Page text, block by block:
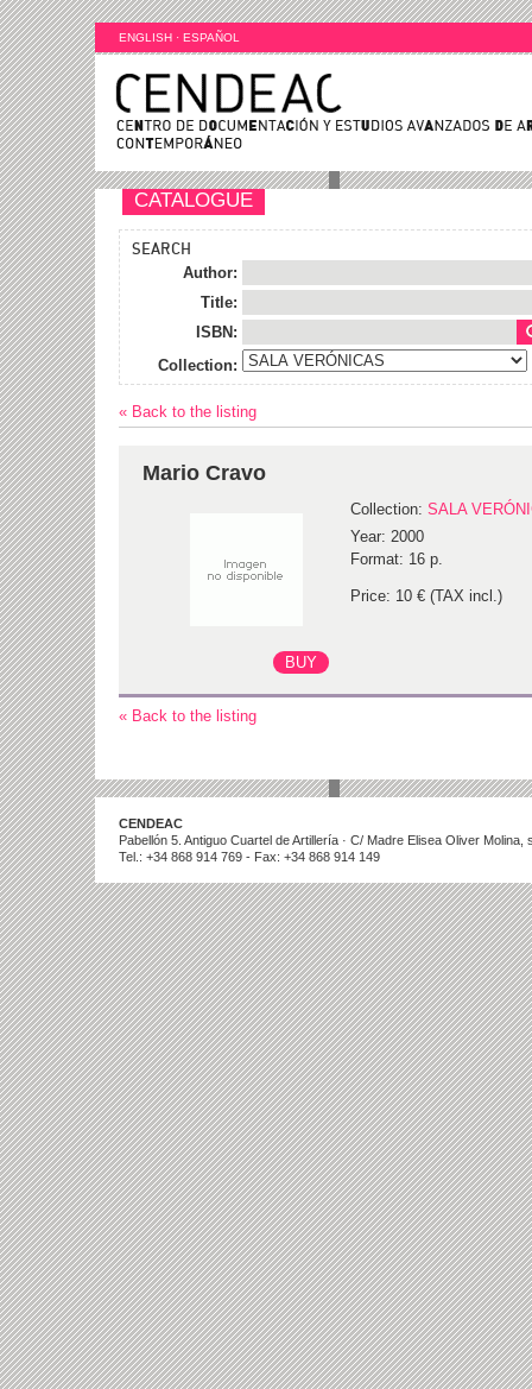
ENGLISH · ESPAÑOL
CATALOGUE
SEARCH
Author:
Title:
ISBN:
Collection:
« Back to the listing
Mario Cravo
Collection: SALA
Year: 2000
Format: 16 p.
Price: 10 € (TAX incl.)
« Back to the listing
CENDEAC
Pabellón 5. Antiguo Cuartel de Artillería · C/ Madre Elisea Oliver
Tel.: +34 868 914 769 - Fax: +34 868 914 149